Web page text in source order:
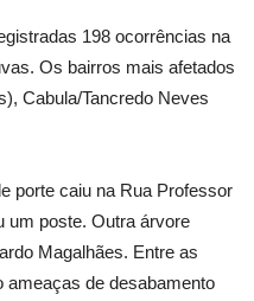
198 ocorrências na
Os bairros mais afetados
Cabula/Tancredo Neves
porte caiu na Rua Professor
um poste. Outra árvore
Magalhães. Entre as
ameaças de desabamento